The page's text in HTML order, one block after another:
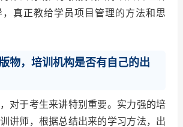
真正教给学员项目管理的方法和思
物，培训机构是否有自己的出
对于考生来讲特别重要。实力强的培
讲师，根据总结出来的学习方法，出